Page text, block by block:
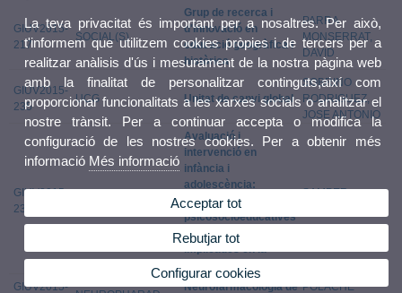
GIUV2015-
217
SOCIAL(S)
Grup de recerca i
d'innovació en
educació geogràfica i
històrica
PARRA
MONSERRAT,
DAVID
GIUV2015-
235
UCG Unitat de canvi global
SOBRINO
RODRIGUEZ,
JOSE ANTONIO
GIUV2015-
236
Avaluació i
intervenció en
infància i
adolescència:
Variables
psicosocioeducatives
i emocionals
implicades en la
SAMPER
GIUV2015- Neurofarmacologia de POLACHE
La teva privacitat és important per a nosaltres. Per això,
t'informem que utilitzem cookies pròpies i de tercers per a
realitzar anàlisis d'ús i mesurament de la nostra pàgina web
amb la finalitat de personalitzar continguts,així com
proporcionar funcionalitats a les xarxes socials o analitzar el
nostre trànsit. Per a continuar accepta o modifica la
configuració de les nostres cookies. Per a obtenir més
informació Més informació
Acceptar tot
Rebutjar tot
Configurar cookies